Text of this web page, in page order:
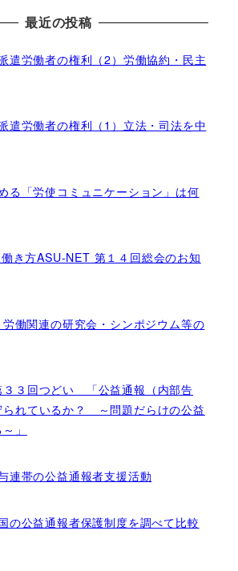
最近の投稿
遣労働者の権利（2）労働協約・民主
遣労働者の権利（1）立法・司法を中
る「労使コミュニケーション」は何
き方ASU-NET 第１４回総会のお知
働関連の研究会・シンポジウム等の
３回つどい 「公益通報（内部告
られているか？ ～問題だらけの公益
」
連帯の公益通報者支援活動
の公益通報者保護制度を調べて比較